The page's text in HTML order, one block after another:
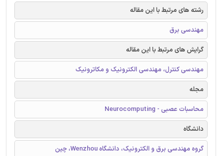
رشته های مرتبط با این مقاله
مهندسی برق
گرایش های مرتبط با این مقاله
مهندسی کنترل، مهندسی الکترونیک و مکاترونیک
مجله
محاسبات عصبی - Neurocomputing
دانشگاه
گروه مهندسی برق و الکترونیک، دانشگاه Wenzhou، چین